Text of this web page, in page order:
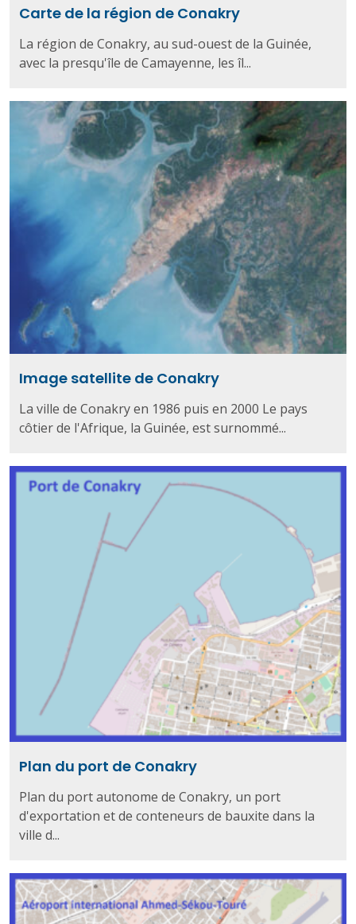
Carte de la région de Conakry
La région de Conakry, au sud-ouest de la Guinée,
avec la presqu'île de Camayenne, les îl...
Image satellite de Conakry
La ville de Conakry en 1986 puis en 2000 Le pays
côtier de l'Afrique, la Guinée, est surnommé...
Plan du port de Conakry
Plan du port autonome de Conakry, un port
d'exportation et de conteneurs de bauxite dans la
ville d...